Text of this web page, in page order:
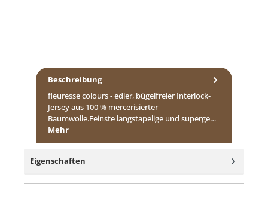
Beschreibung
fleuresse colours - edler, bügelfreier Interlock-
Jersey aus 100 % mercerisierter
Baumwolle.Feinste langstapelige und superge…
Mehr
Eigenschaften